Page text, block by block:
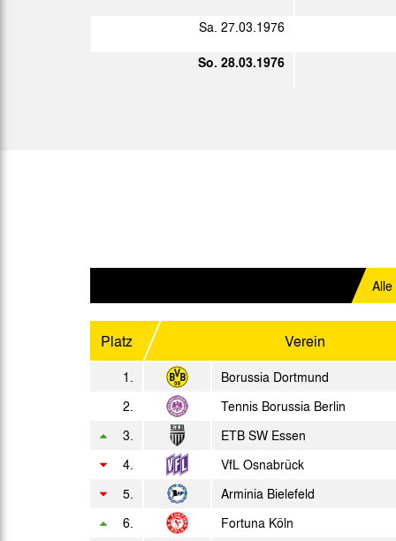
2. L.
2. L.
2. L. Do. 15.04.1976
Sa. 24.04.1976
Di. 27.04.1976
So. 02.05.1976
2. L.
Di. 11.05.1976
Sa. 27.03.1976
So. 28.03.1976
Alle
Platz Verein
1. Borussia Dortmund
2. Tennis Borussia Berlin
3. ETB SW Essen
4. VfL Osnabrück
5. Arminia Bielefeld
6. Fortuna Köln